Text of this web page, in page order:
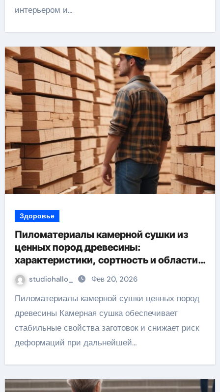
интерьером и…
Здоровье
Пиломатериалы камерной сушки из
ценных пород древесины:
характеристики, сортность и области
применения
studiohallo_ Фев 20, 2026
Пиломатериалы камерной сушки ценных пород
древесины Камерная сушка обеспечивает
стабильные свойства заготовок и снижает риск
деформаций при дальнейшей…